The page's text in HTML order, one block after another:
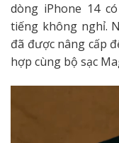
dòng iPhone 14
tiếng không nghỉ.
đã được nâng cấp
hợp cùng bộ sạc